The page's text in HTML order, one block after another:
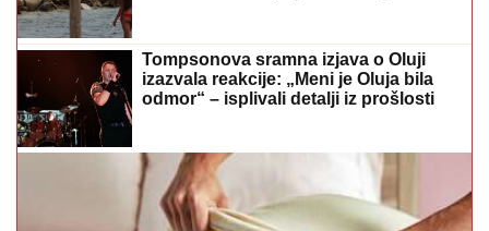
Tompsonova sramna izjava o Oluji
izazvala reakcije: „Meni je Oluja bila
odmor“ – isplivali detalji iz prošlosti